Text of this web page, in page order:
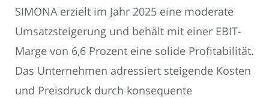
SIMONA erzielt im Jahr 2025 eine moderate
Umsatzsteigerung und behält mit einer EBIT-
Marge von 6,6 Prozent eine solide Profitabilität.
Das Unternehmen adressiert steigende Kosten
und Preisdruck durch konsequente